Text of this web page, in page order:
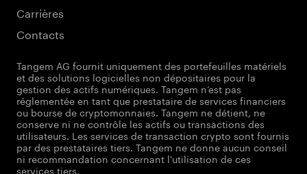
Carrières
Contacts
Tangem AG fournit uniquement des portefeuilles matériels
et des solutions logicielles non dépositaires pour la
gestion des actifs numériques. Tangem n’est pas
réglementée en tant que prestataire de services financiers
ou bourse de cryptomonnaies. Tangem ne détient, ne
conserve ni ne contrôle les actifs ou transactions des
utilisateurs. Les services de transaction crypto sont fournis
par des prestataires tiers. Tangem ne donne aucun conseil
ni recommandation concernant l'utilisation de ces
services tiers.